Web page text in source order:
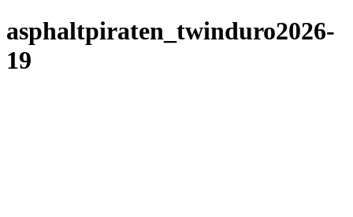
asphaltpiraten_twinduro2026-
19